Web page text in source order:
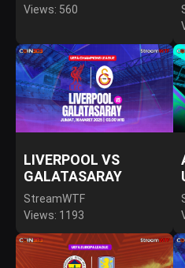
Views: 560
LIVERPOOL VS
GALATASARAY
StreamWTF
Views: 1193